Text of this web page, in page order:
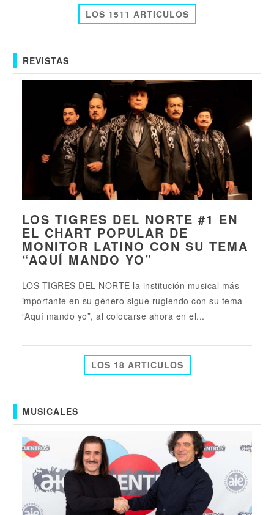
LOS 1511 ARTICULOS
REVISTAS
LOS TIGRES DEL NORTE #1 EN
EL CHART POPULAR DE
MONITOR LATINO CON SU TEMA
“AQUÍ MANDO YO”
LOS TIGRES DEL NORTE la institución musical más
importante en su género sigue rugiendo con su tema
“Aquí mando yo”, al colocarse ahora en el...
LOS 18 ARTICULOS
MUSICALES